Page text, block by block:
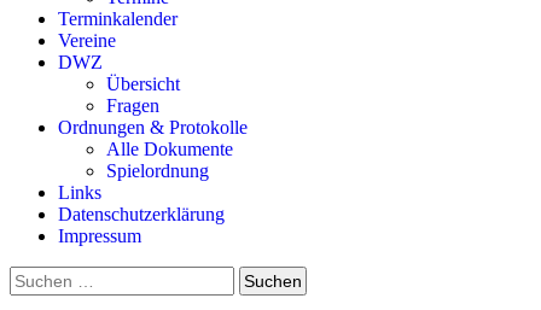
Terminkalender
Vereine
DWZ
Übersicht
Fragen
Ordnungen & Protokolle
Alle Dokumente
Spielordnung
Links
Datenschutzerklärung
Impressum
Suchen
nach: